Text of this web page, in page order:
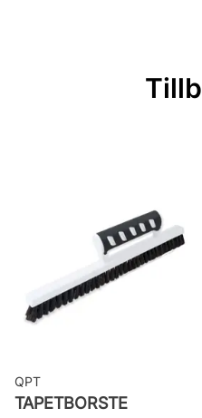
Applicering av
väggen
Leverantörens
04
QPT
TAPETBORSTE